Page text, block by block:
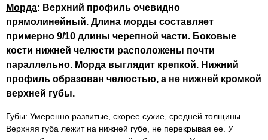
Морда: Верхний профиль очевидно
прямолинейный. Длина морды составляет
примерно 9/10 длины черепной части. Боковые
кости нижней челюсти расположены почти
параллельно. Морда выглядит крепкой. Нижний
профиль образован челюстью, а не нижней кромкой
верхней губы.
Губы: Умеренно развитые, скорее сухие, средней толщины.
Верхняя губа лежит на нижней губе, не перекрывая ее. У